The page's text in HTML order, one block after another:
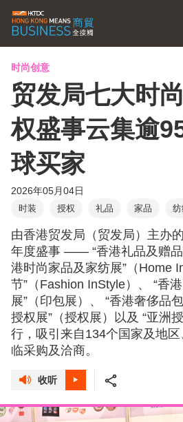
时尚创意
贸发局七大时
权盛事云集逾
球买家
2026年05月04日
时装 授权 礼品 家品 纺
由香港贸发局（贸发局）主办
年度盛事 —— “香港礼品及赠品
港时尚家品及家纺展”（Home
节”（Fashion InStyle）、 “香
展”（印包展）、 “香港奢侈品
授权展”（授权展）以及 “亚洲
行，吸引来自134个国家及地
临采购及洽商。
收听